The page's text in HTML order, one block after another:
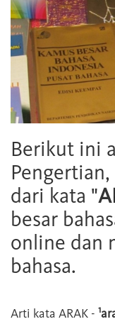
Berikut ini
dari kata "
besar
online dan
bahasa.
Arti kata ARAK - 1